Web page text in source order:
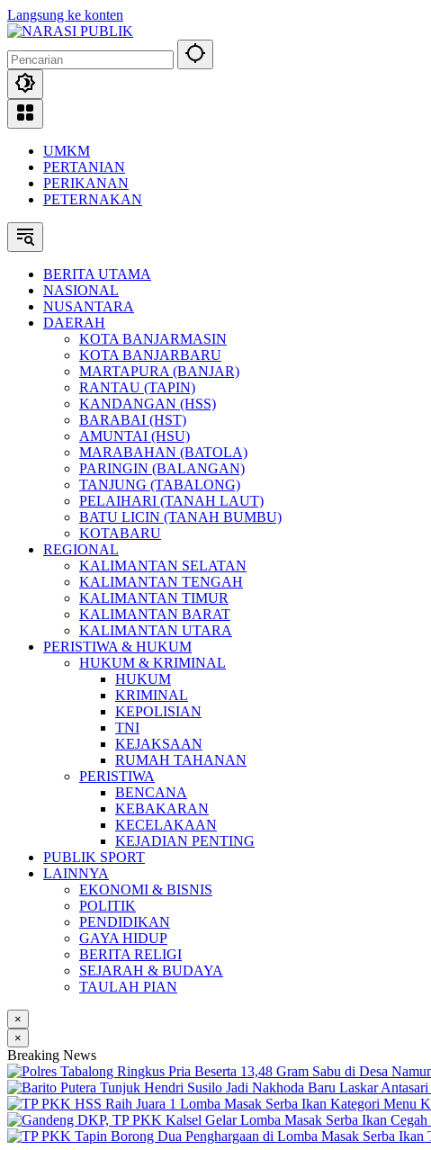
Langsung ke konten
UMKM
PERTANIAN
PERIKANAN
PETERNAKAN
BERITA UTAMA
NASIONAL
NUSANTARA
DAERAH
KOTA BANJARMASIN
KOTA BANJARBARU
MARTAPURA (BANJAR)
RANTAU (TAPIN)
KANDANGAN (HSS)
BARABAI (HST)
AMUNTAI (HSU)
MARABAHAN (BATOLA)
PARINGIN (BALANGAN)
TANJUNG (TABALONG)
PELAIHARI (TANAH LAUT)
BATU LICIN (TANAH BUMBU)
KOTABARU
REGIONAL
KALIMANTAN SELATAN
KALIMANTAN TENGAH
KALIMANTAN TIMUR
KALIMANTAN BARAT
KALIMANTAN UTARA
PERISTIWA & HUKUM
HUKUM & KRIMINAL
HUKUM
KRIMINAL
KEPOLISIAN
TNI
KEJAKSAAN
RUMAH TAHANAN
PERISTIWA
BENCANA
KEBAKARAN
KECELAKAAN
KEJADIAN PENTING
PUBLIK SPORT
LAINNYA
EKONOMI & BISNIS
POLITIK
PENDIDIKAN
GAYA HIDUP
BERITA RELIGI
SEJARAH & BUDAYA
TAULAH PIAN
×
×
Breaking News